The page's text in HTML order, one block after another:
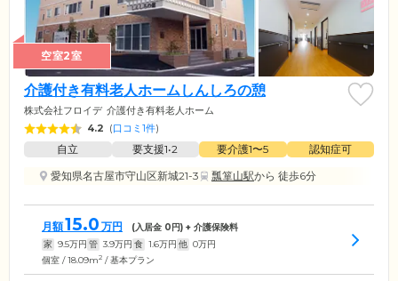
空室2室
介護付き有料老人ホームしんしろの憩
株式会社フロイデ 介護付き有料老人ホーム
4.2 (口コミ1件)
自立 要支援1•2 要介護1〜5
認知症可
愛知県名古屋市守山区新城21-3
瓢箪山駅から 徒歩6分
月額15.0 万円 (入居金 0円) + 介護保険料
家 9.5万円 管 3.9万円 食 1.6万円 他 0万円
個室 / 18.09m2 / 基本プラン